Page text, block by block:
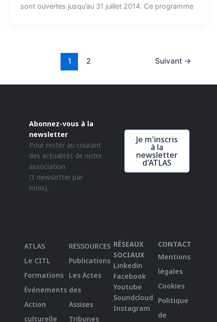
sont ouvertes jusqu’au 31 juillet 2014. Ce programme
1 2 Suivant →
Abonnez-vous à la
newsletter
Pour rester au courant
des actualités de notre
association
(1 newsletter par
mois).
Je m'inscris
à la
newsletter
d'ATLAS
ATLAS
Le CITL
Formations
Événements
Action
culturelle
RESSOURCES
Publications
Les Actes
des
Assises
Tribunes
RÉSEAUX
SOCIAUX
Linkedin
Facebook
Youtube
Soundcloud
Instagram
CONTACT
Mentions
légales
Cookies
Politique
de